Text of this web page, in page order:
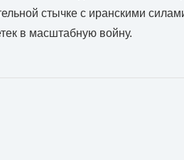
стычке с иранскими
в масштабную войну.